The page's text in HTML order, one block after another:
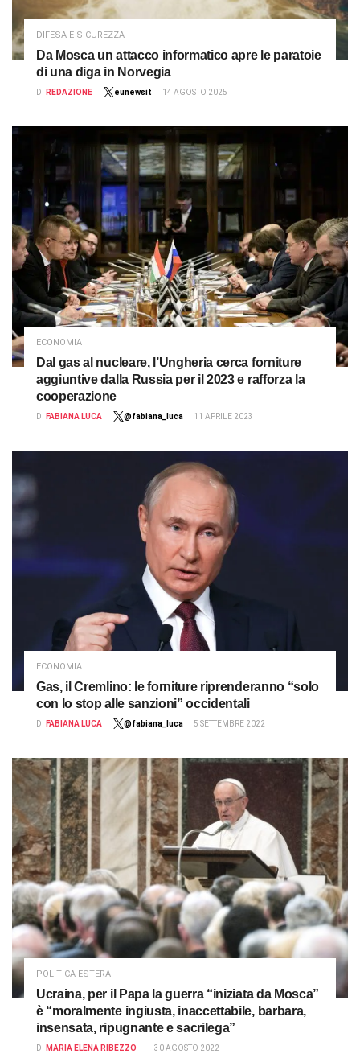
DIFESA E SICUREZZA
Da Mosca un attacco informatico apre le paratoie
di una diga in Norvegia
DI REDAZIONE eunewsit 14 AGOSTO 2025
ECONOMIA
Dal gas al nucleare, l’Ungheria cerca forniture
aggiuntive dalla Russia per il 2023 e rafforza la
cooperazione
DI FABIANA LUCA @fabiana_luca 11 APRILE 2023
ECONOMIA
Gas, il Cremlino: le forniture riprenderanno “solo
con lo stop alle sanzioni” occidentali
DI FABIANA LUCA @fabiana_luca 5 SETTEMBRE 2022
POLITICA ESTERA
Ucraina, per il Papa la guerra “iniziata da Mosca”
è “moralmente ingiusta, inaccettabile, barbara,
insensata, ripugnante e sacrilega”
DI MARIA ELENA RIBEZZO 30 AGOSTO 2022